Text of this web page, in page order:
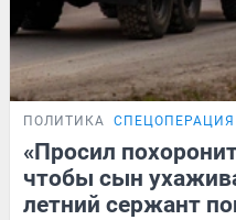
ПОЛИТИКА
«Просил
чтобы сын
летний сержант